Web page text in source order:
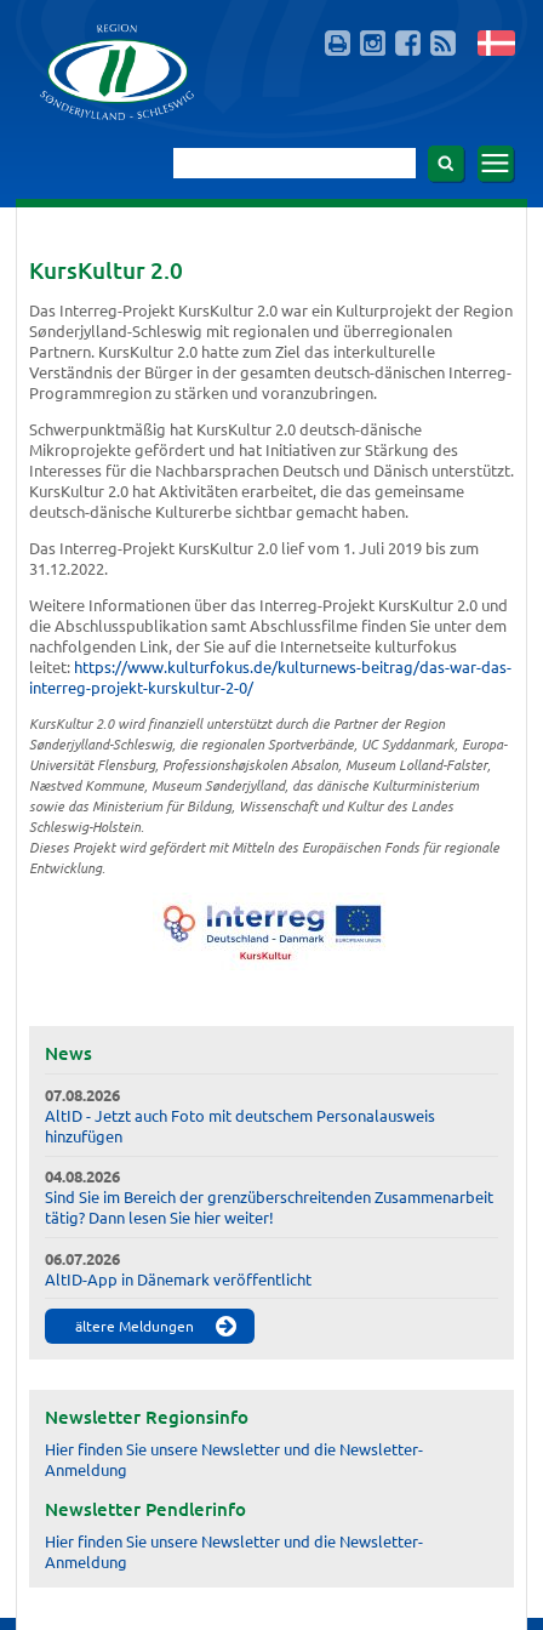
KursKultur 2.0
Das Interreg-Projekt KursKultur 2.0 war ein Kulturprojekt der Region
Sønderjylland-Schleswig mit regionalen und überregionalen
Partnern. KursKultur 2.0 hatte zum Ziel das interkulturelle
Verständnis der Bürger in der gesamten deutsch-dänischen Interreg-
Programmregion zu stärken und voranzubringen.
Schwerpunktmäßig hat KursKultur 2.0 deutsch-dänische
Mikroprojekte gefördert und hat Initiativen zur Stärkung des
Interesses für die Nachbarsprachen Deutsch und Dänisch unterstützt.
KursKultur 2.0 hat Aktivitäten erarbeitet, die das gemeinsame
deutsch-dänische Kulturerbe sichtbar gemacht haben.
Das Interreg-Projekt KursKultur 2.0 lief vom 1. Juli 2019 bis zum
31.12.2022.
Weitere Informationen über das Interreg-Projekt KursKultur 2.0 und
die Abschlusspublikation samt Abschlussfilme finden Sie unter dem
nachfolgenden Link, der Sie auf die Internetseite kulturfokus
leitet: https://www.kulturfokus.de/kulturnews-beitrag/das-war-das-
interreg-projekt-kurskultur-2-0/
KursKultur 2.0 wird finanziell unterstützt durch die Partner der Region
Sønderjylland-Schleswig, die regionalen Sportverbände, UC Syddanmark, Europa-
Universität Flensburg, Professionshøjskolen Absalon, Museum Lolland-Falster,
Næstved Kommune, Museum Sønderjylland, das dänische Kulturministerium
sowie das Ministerium für Bildung, Wissenschaft und Kultur des Landes
Schleswig-Holstein.
Dieses Projekt wird gefördert mit Mitteln des Europäischen Fonds für regionale
Entwicklung.
News
07.08.2026
AltID - Jetzt auch Foto mit deutschem Personalausweis
hinzufügen
04.08.2026
Sind Sie im Bereich der grenzüberschreitenden Zusammenarbeit
tätig? Dann lesen Sie hier weiter!
06.07.2026
AltID-App in Dänemark veröffentlicht
ältere Meldungen
Newsletter Regionsinfo
Hier finden Sie unsere Newsletter und die Newsletter-
Anmeldung
Newsletter Pendlerinfo
Hier finden Sie unsere Newsletter und die Newsletter-
Anmeldung